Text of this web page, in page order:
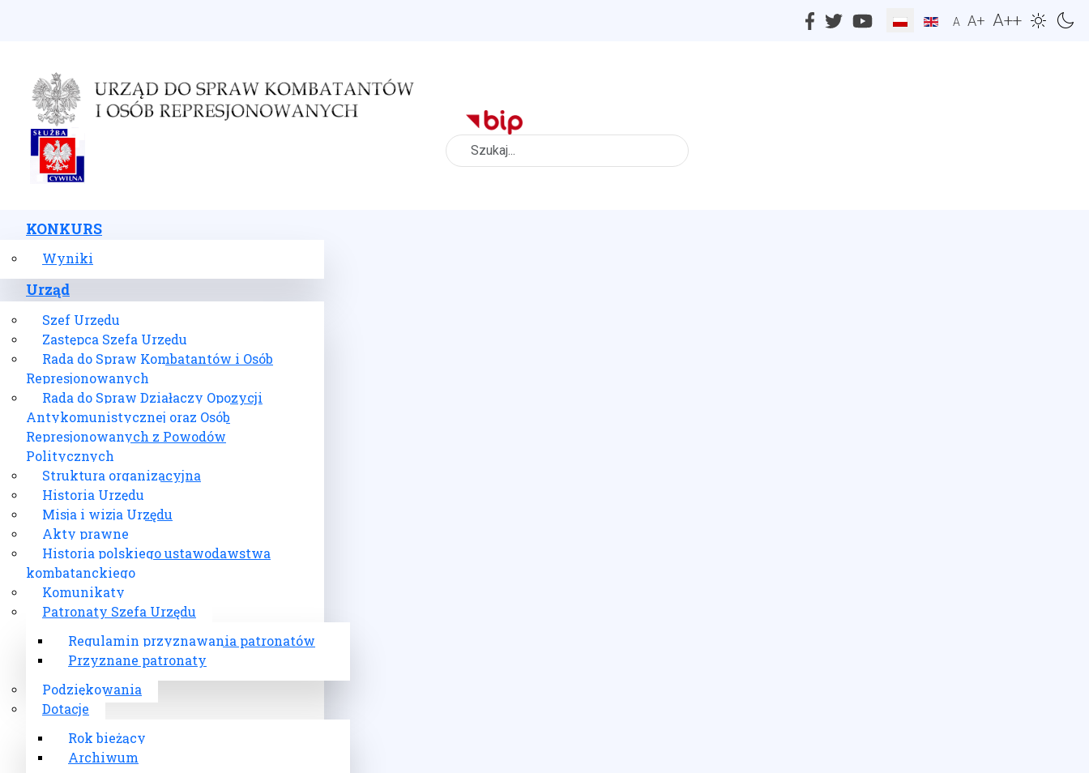
A A+ A++
Szukaj
KONKURS
Wyniki
Urząd
Szef Urzędu
Zastępca Szefa Urzędu
Rada do Spraw Kombatantów i Osób
Represjonowanych
Rada do Spraw Działaczy Opozycji
Antykomunistycznej oraz Osób
Represjonowanych z Powodów
Politycznych
Struktura organizacyjna
Historia Urzędu
Misja i wizja Urzędu
Akty prawne
Historia polskiego ustawodawstwa
kombatanckiego
Komunikaty
Patronaty Szefa Urzędu
Regulamin przyznawania patronatów
Przyznane patronaty
Podziękowania
Dotacje
Rok bieżący
Archiwum